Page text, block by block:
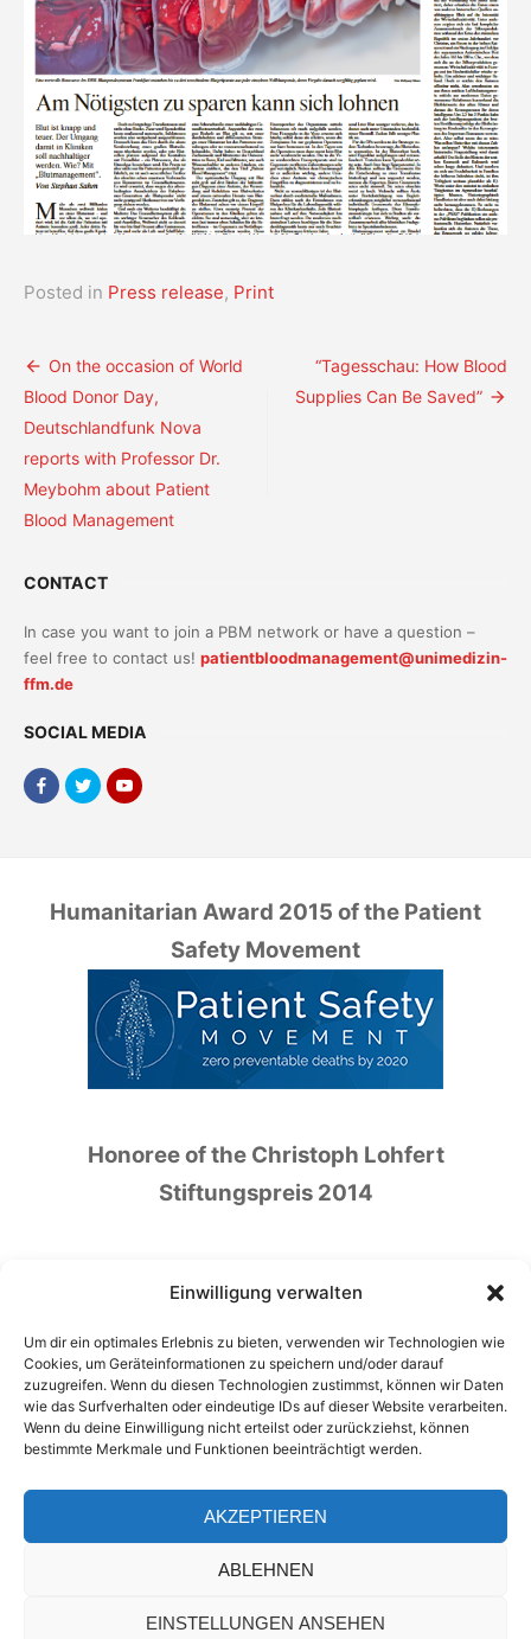
Einwilligung verwalten
Um dir ein optimales Erlebnis zu bieten, verwenden wir Technologien wie
Cookies, um Geräteinformationen zu speichern und/oder darauf
zuzugreifen. Wenn du diesen Technologien zustimmst, können wir Daten
wie das Surfverhalten oder eindeutige IDs auf dieser Website verarbeiten.
Wenn du deine Einwilligung nicht erteilst oder zurückziehst, können
bestimmte Merkmale und Funktionen beeinträchtigt werden.
AKZEPTIEREN
ABLEHNEN
EINSTELLUNGEN ANSEHEN
Posted in Press release, Print
Post
navigation
On the occasion of World
Blood Donor Day,
Deutschlandfunk Nova
reports with Professor Dr.
Meybohm about Patient
Blood Management
“Tagesschau: How Blood
Supplies Can Be Saved”
CONTACT
In case you want to join a PBM network or have a question –
feel free to contact us! patientbloodmanagement@unimedizin-
ffm.de
SOCIAL MEDIA
Humanitarian Award 2015 of the Patient
Safety Movement
Honoree of the Christoph Lohfert
Stiftungspreis 2014
Honoree of the German Patient Safety Price
2016